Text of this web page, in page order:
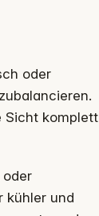
oder
Sicht komplett
oder
kühler und